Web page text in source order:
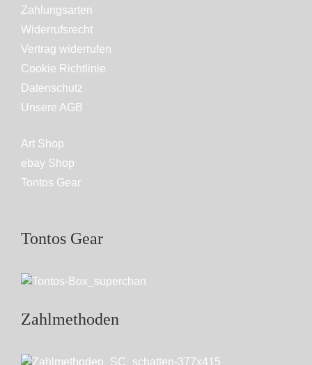
Zahlungsarten
Widerrufsrecht
Vertrag widerrufen
Cookie Richtlinie
Datenschutz
Unsere AGB
Art Shop
ebay Shop
Tontos Gear
Tontos Gear
Zahlmethoden